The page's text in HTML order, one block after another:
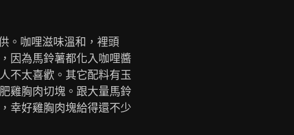
因為馬鈴薯都化入咖哩醬
不太喜歡。其它配料有玉
雞胸肉切塊。跟大量馬鈴
幸好雞胸肉塊給得還不少